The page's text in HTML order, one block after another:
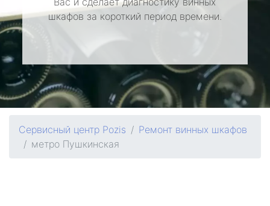
шкафов за короткий период времени.
Сервисный центр Pozis
Ремонт винных шкафов
метро Пушкинская